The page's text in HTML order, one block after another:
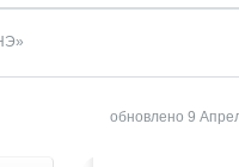
обновлено 9